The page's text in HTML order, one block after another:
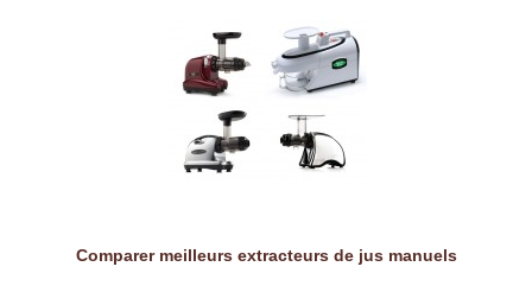
Comparer meilleurs extracteurs de jus manuels